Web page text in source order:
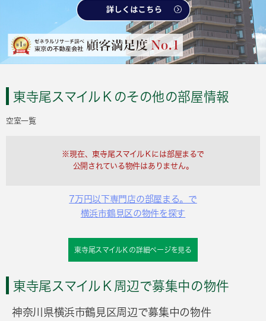
東寺尾スマイルＫのその他の部屋情報
空室一覧
※現在、東寺尾スマイルＫには部屋まるで
公開されている物件はありません。
7万円以下専門店の部屋まる。で
横浜市鶴見区の物件を探す
東寺尾スマイルＫの詳細ページを見る
東寺尾スマイルＫ周辺で募集中の物件
神奈川県横浜市鶴見区周辺で募集中の物件